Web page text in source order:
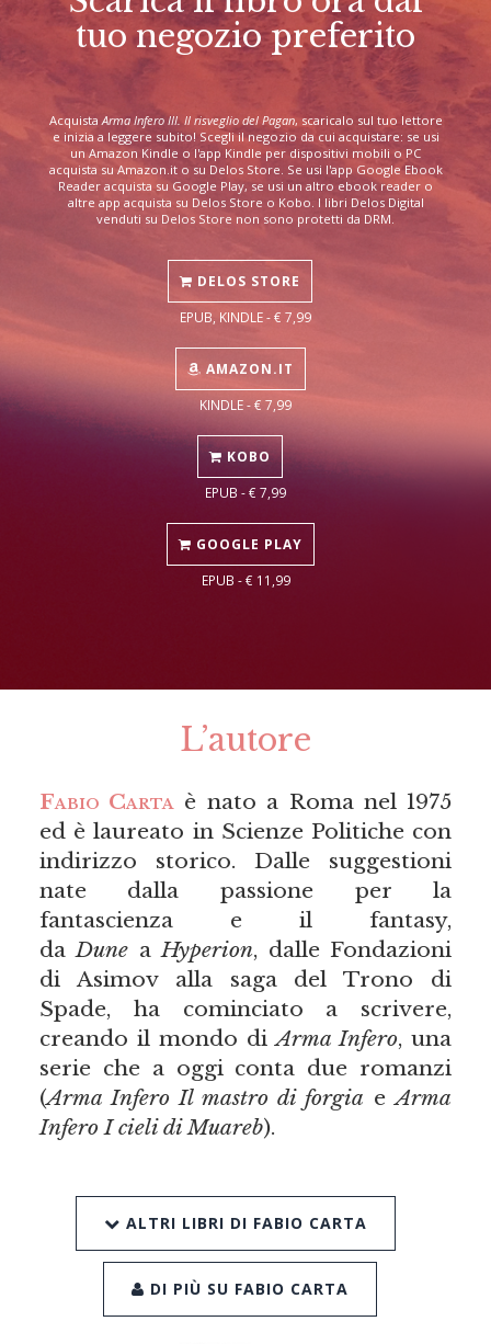
tuo negozio preferito
AcquistaArma Infero III. Il risveglio del Pagan, scaricalo sul tuo lettore
e inizia a leggere subito! Scegli il negozio da cui acquistare: se usi
un Amazon Kindle o l'app Kindle per dispositivi mobili o PC
acquista su Amazon.it o su Delos Store. Se usi l'app Google Ebook
Reader acquista su Google Play, se usi un altro ebook reader o
altre app acquista su Delos Store o Kobo. I libri Delos Digital
venduti su Delos Store non sono protetti da DRM.
DELOS STORE
EPUB, KINDLE - € 7,99
AMAZON.IT
KINDLE - € 7,99
KOBO
EPUB - € 7,99
GOOGLE PLAY
EPUB - € 11,99
L’autore
Fabio Carta è nato a Roma nel 1975
ed è laureato in Scienze Politiche con
indirizzo storico. Dalle suggestioni
nate dalla passione per la
fantascienza e il fantasy,
daDune aHyperion, dalle Fondazioni
di Asimov alla saga del Trono di
Spade, ha cominciato a scrivere,
creando il mondo diArma Infero, una
serie che a oggi conta due romanzi
(Arma Infero Il mastro di forgia eArma
Infero I cieli di Muareb).
ALTRI LIBRI DI FABIO CARTA
DI PIÙ SU FABIO CARTA